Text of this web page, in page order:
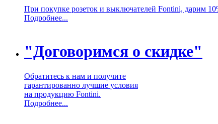
При покупке розеток и выключателей Fontini, дарим
Подробнее...
"Договоримся о скидке"
Обратитесь к нам и получите
гарантированно лучшие условия
на продукцию Fontini.
Подробнее...